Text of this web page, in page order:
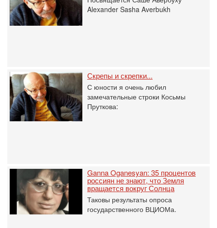
Alexander Sasha Averbukh
Скрепы и скрепки...
С юности я очень любил
замечательные строки Косьмы
Пруткова:
Ganna Oganesyan: 35 процентов
россиян не знают, что Земля
вращается вокруг Солнца
Таковы результаты опроса
государственного ВЦИОМа.